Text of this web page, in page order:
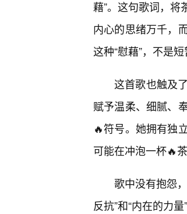
藉”。这句歌词，
内心的思绪万千，
这种“慰藉”，不是
这首歌也触及
赋予温柔、细腻、
🔥符号。她拥有独
可能在冲泡一杯🔥
歌中没有抱怨
反抗”和“内在的力